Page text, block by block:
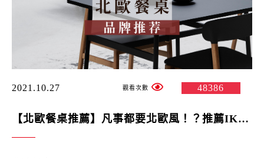
2021.10.27 48386
【北歐餐桌推薦】凡事都要北歐風！？推薦IKEA以外的北歐餐桌選擇！